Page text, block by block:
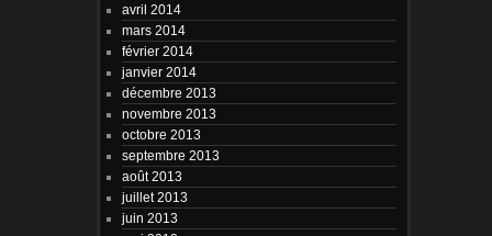
avril 2014
mars 2014
février 2014
janvier 2014
décembre 2013
novembre 2013
octobre 2013
septembre 2013
août 2013
juillet 2013
juin 2013